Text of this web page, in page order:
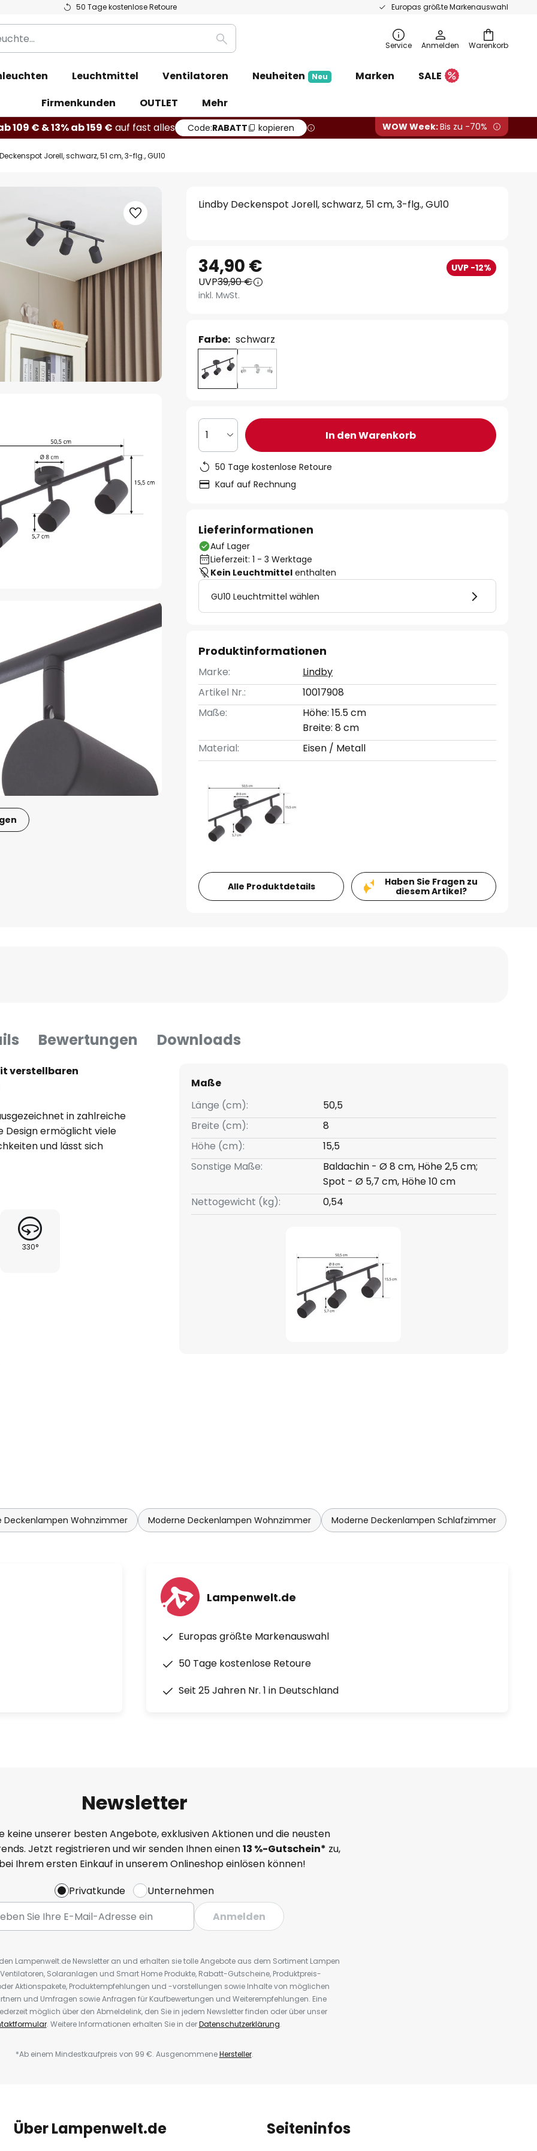
50 Tage kostenlose Retoure Europas größte Markenauswahl
Warenkorb
Suche Service Anmelden
Leuchtmittel Ventilatoren Neuheiten Neu Marken
SALE
Firmenkunden
OUTLET
Mehr
109 € & 13% ab 159 € auf fast alles Code:RABATT kopieren WOW Week:Bis zu -70%
Jorell, schwarz, 51 cm, 3-flg., GU10
Lindby Deckenspot Jorell, schwarz, 51 cm, 3-flg., GU10
34,90 € UVP -12%
UVP39,90 €
inkl. MwSt.
Farbe: schwarz
1 In den Warenkorb
50 Tage kostenlose Retoure
Kauf auf Rechnung
Lieferinformationen
Auf Lager
Lieferzeit: 1 - 3 Werktage
Kein Leuchtmittel enthalten
GU10 Leuchtmittel wählen
Produktinformationen
Marke:
Lindby
Artikel Nr.:
10017908
Maße:
Höhe: 15.5 cm
Breite: 8 cm
Material:
Eisen / Metall
Alle Produktdetails
Haben Sie Fragen zu
diesem Artikel?
Bewertungen Downloads
verstellbaren
in zahlreiche
Design ermöglicht viele
und lässt sich
einfügen. Die Helligkeit des
Phasendimmer reguliert
sämtliche Qualitäten
ausmachen, zusammen. Die
hervorragende Atmosphäre
eine zeitlose
werden, sodass sich
330°
Maße
Länge (cm):
50,5
Breite (cm):
8
Höhe (cm):
15,5
Sonstige Maße:
Baldachin - Ø 8 cm, Höhe 2,5 cm;
Spot - Ø 5,7 cm, Höhe 10 cm
Nettogewicht (kg):
0,54
Deckenlampen Wohnzimmer Moderne Deckenlampen Wohnzimmer Moderne Deckenlampen Schlafzimmer
Lampenwelt.de
Europas größte Markenauswahl
50 Tage kostenlose Retoure
Seit 25 Jahren Nr. 1 in Deutschland
Newsletter
keine unserer besten Angebote, exklusiven Aktionen und die neusten
Jetzt registrieren und wir senden Ihnen einen13 %-Gutschein* zu,
Ihrem ersten Einkauf in unserem Onlineshop einlösen können!
Privatkunde
Unternehmen
Anmelden
Lampenwelt.de Newsletter an und erhalten sie tolle Angebote aus dem Sortiment Lampen
Solaranlagen und Smart Home Produkte, Rabatt-Gutscheine, Produktpreis-
Aktionspakete, Produktempfehlungen und -vorstellungen sowie Inhalte von möglichen
und Umfragen sowie Anfragen für Kaufbewertungen und Weiterempfehlungen. Eine
möglich über den Abmeldelink, den Sie in jedem Newsletter finden oder über unser
. Weitere Informationen erhalten Sie in derDatenschutzerklärung.
*Ab einem Mindestkaufpreis von 99 €. AusgenommeneHersteller.
Über Lampenwelt.de Seiteninfos